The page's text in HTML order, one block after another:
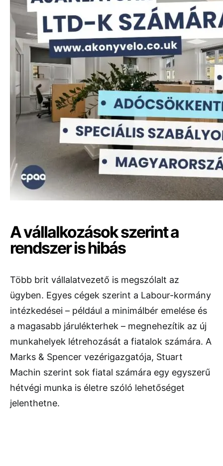
A vállalkozások szerint a
rendszer is hibás
Több brit vállalatvezető is megszólalt az
ügyben. Egyes cégek szerint a Labour-kormány
intézkedései – például a minimálbér emelése és
a magasabb járulékterhek – megnehezítik az új
munkahelyek létrehozását a fiatalok számára. A
Marks & Spencer vezérigazgatója, Stuart
Machin szerint sok fiatal számára egy egyszerű
hétvégi munka is életre szóló lehetőséget
jelenthetne.